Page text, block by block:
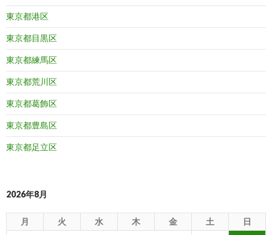
東京都港区
東京都目黒区
東京都練馬区
東京都荒川区
東京都葛飾区
東京都豊島区
東京都足立区
2026年8月
月 火 水 木 金 土
日